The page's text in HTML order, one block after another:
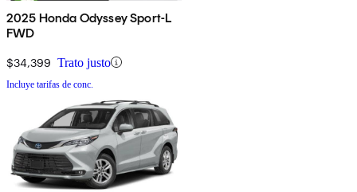
2025 Honda Odyssey Sport-L
FWD
$34,399 Trato justo
Incluye tarifas de conc.